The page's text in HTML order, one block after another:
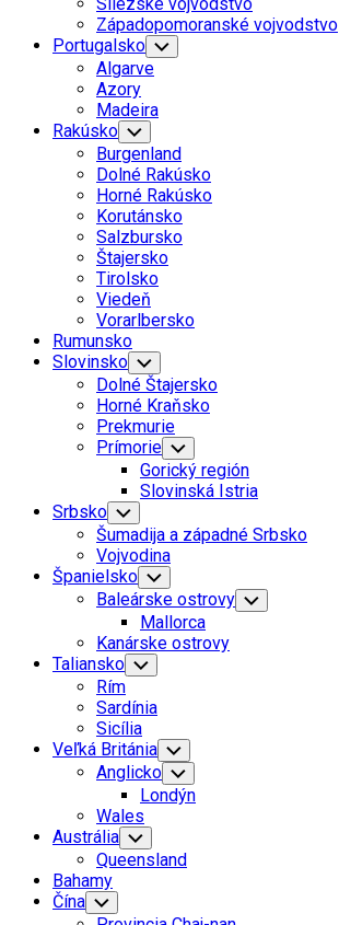
Západopomoranské vojvodstvo
Portugalsko Toggle
Child
Menu
Algarve
Azory
Madeira
Rakúsko Toggle
Child
Menu
Burgenland
Dolné Rakúsko
Horné Rakúsko
Korutánsko
Salzbursko
Štajersko
Tirolsko
Viedeň
Vorarlbersko
Current
Page
Parent
Rumunsko
Slovinsko Toggle
Child
Menu
Dolné Štajersko
Horné Kraňsko
Prekmurie
Prímorie Toggle
Child
Menu
Gorický región
Slovinská Istria
Srbsko Toggle
Child
Menu
Šumadija a západné Srbsko
Vojvodina
Španielsko Toggle
Child
Menu
Baleárske ostrovy Toggle
Child
Mallorca
Kanárske ostrovy
Taliansko Toggle
Child
Menu
Rím
Sardínia
Sicília
Veľká Británia Toggle
Child
Menu
Anglicko Toggle
Child
Menu
Londýn
Wales
Austrália Toggle
Child
Menu
Queensland
Bahamy
Čína Toggle
Child